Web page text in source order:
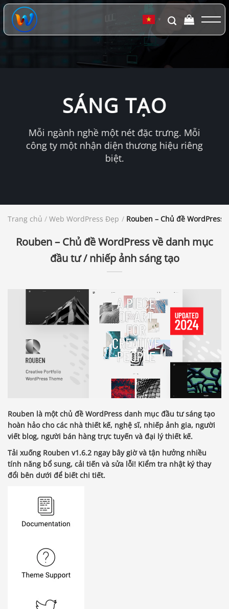
Chuyển
đến
dung
▼
SÁNG TẠO
Mỗi ngành nghề một nét đặc trưng. Mỗi
công ty một nhận diện thương hiệu riêng
biệt.
Trang chủ / Web WordPress Đẹp / Rouben – Chủ đề
Rouben – Chủ đề WordPress về danh mục
đầu tư / nhiếp ảnh sáng tạo
Rouben là một chủ đề WordPress danh mục đầu tư sáng tạo
hoàn hảo cho các nhà thiết kế, nghệ sĩ, nhiếp ảnh gia, người
viết blog, người bán hàng trực tuyến và đại lý thiết kế.
Tải xuống Rouben v1.6.2 ngay bây giờ và tận hưởng nhiều
tính năng bổ sung, cải tiến và sửa lỗi! Kiểm tra nhật ký thay
đổi bên dưới để biết chi tiết.